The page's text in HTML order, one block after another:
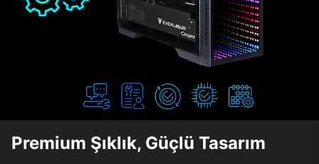
Premium Şıklık, Güçlü Tasarım